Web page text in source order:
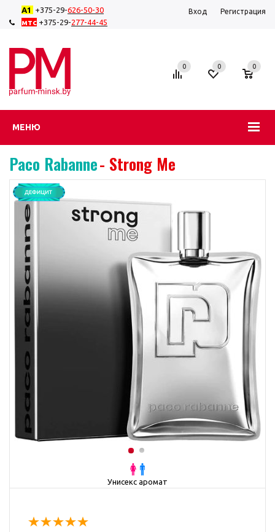
А1 +375-29-626-50-30
мтс +375-29-277-44-45
Вход Регистрация
МЕНЮ
0 0 0
Paco Rabanne- Strong Me
Унисекс аромат